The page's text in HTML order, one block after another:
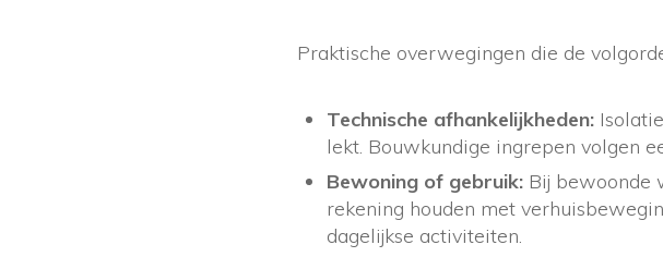
Praktische overwegingen die de
Technische afhankelijkheden:
lekt. Bouwkundige ingrepen volgen
Bewoning of gebruik: Bij bewoonde
rekening houden met
dagelijkse activiteiten.